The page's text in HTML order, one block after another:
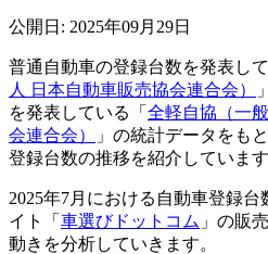
公開日: 2025年09月29日
普通自動車の登録台数を発表して
人 日本自動車販売協会連合会）
を発表している「 全軽自協（一
会連合会）
」の統計データをも
登録台数の推移を紹介しています
2025年7月における自動車登録
イト「 車選びドットコム 」の販
動きを分析していきます。